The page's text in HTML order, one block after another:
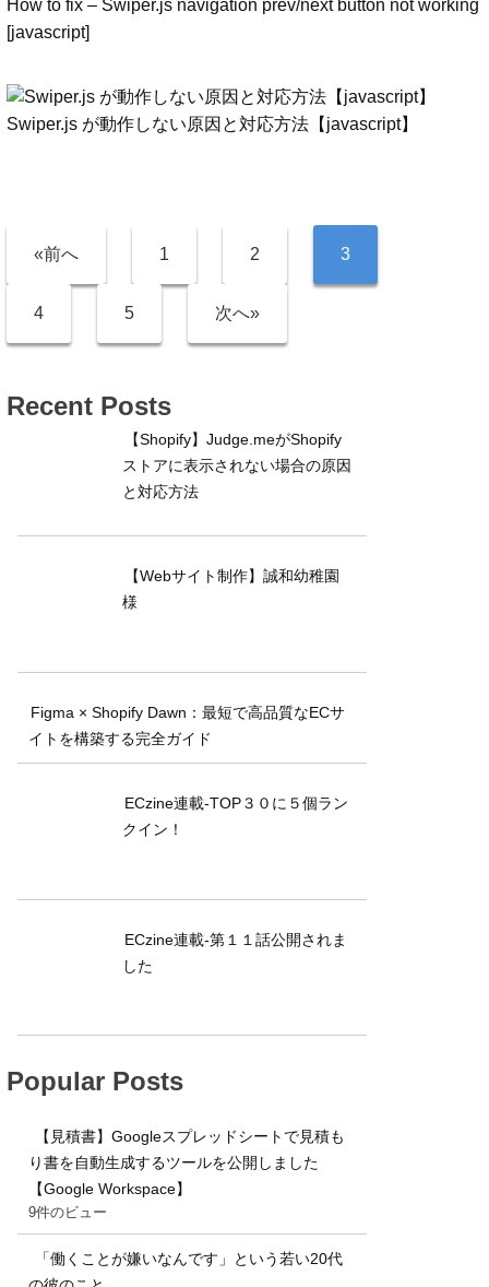
How to fix – Swiper.js navigation prev/next button not working
[javascript]
Swiper.js が動作しない原因と対応方法【javascript】
«前へ 1 2 3
4 5 次へ»
Recent Posts
【Shopify】Judge.meがShopify
ストアに表示されない場合の原因
と対応方法
【Webサイト制作】誠和幼稚園
様
Figma × Shopify Dawn：最短で高品質なECサ
イトを構築する完全ガイド
ECzine連載-TOP３０に５個ラン
クイン！
ECzine連載-第１１話公開されま
した
Popular Posts
【見積書】Googleスプレッドシートで見積も
り書を自動生成するツールを公開しました
【Google Workspace】
9件のビュー
「働くことが嫌いなんです」という若い20代